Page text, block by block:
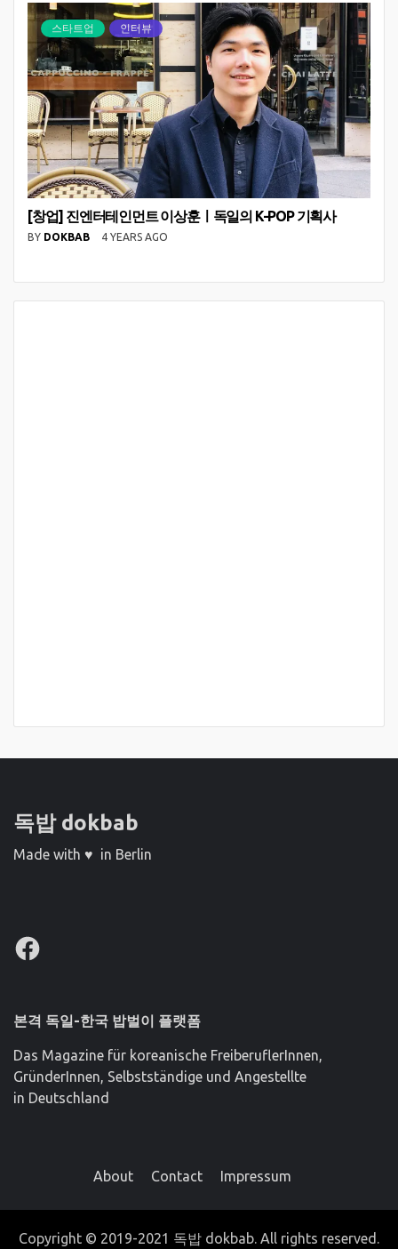
스타트업 인터뷰
[창업] 진엔터테인먼트 이상훈ㅣ독일의 K-POP 기획사
BY DOKBAB 4 YEARS AGO
독밥 dokbab
Made with ♥ in Berlin
Facebook
본격 독일-한국 밥벌이 플랫폼
Das Magazine für koreanische FreiberuflerInnen,
GründerInnen, Selbstständige und Angestellte
in Deutschland
About Contact Impressum
Copyright © 2019-2021 독밥 dokbab. All rights reserved.